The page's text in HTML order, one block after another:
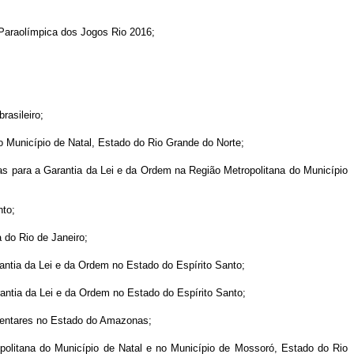
dos Jogos Rio 2016;
de Natal, Estado do Rio Grande do Norte;
para a Garantia da Lei e da Ordem na Região Metropolitana do Município
do Rio de Janeiro;
da Lei e da Ordem no Estado do Espírito Santo;
da Lei e da Ordem no Estado do Espírito Santo;
no Estado do Amazonas;
do Município de Natal e no Município de Mossoró, Estado do Rio